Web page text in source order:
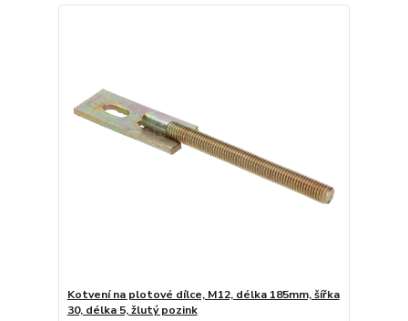
Kotvení na plotové dílce, M12, délka 185mm, šířka
30, délka 5, žlutý pozink